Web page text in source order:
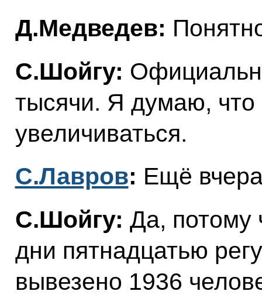
Д.Медведев:
С.Шойгу:
тысячи. Я думаю, что
увеличиваться.
С.Лавров: Ещё
С.Шойгу: Да, потому
дни пятнадцатью
вывезено 1936